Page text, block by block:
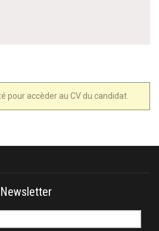
pour accèder au CV du candidat.
Newsletter